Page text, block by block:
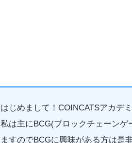
はじめまして！COINCATSアカデ
私は主にBCG(ブロックチェーン
ますのでBCGに興味がある方は是